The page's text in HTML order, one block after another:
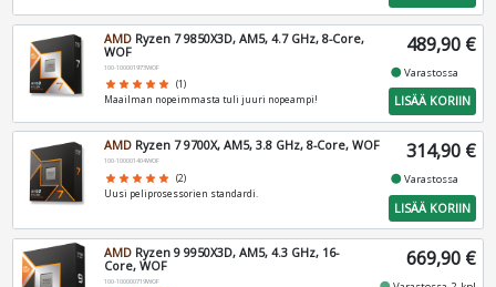
AMD Ryzen 7 9850X3D, AM5, 4.7 GHz, 8-Core,
WOF
100-100001973WOF
star star star star star (1)
Maailman nopeimmasta tuli juuri nopeampi!
489,90 €
fiber_manual_recordVarastossa
LISÄÄ KORIIN
AMD Ryzen 7 9700X, AM5, 3.8 GHz, 8-Core, WOF
100-100001404WOF
star star star star star (2)
Uusi peliprosessorien standardi.
314,90 €
fiber_manual_recordVarastossa
LISÄÄ KORIIN
AMD Ryzen 9 9950X3D, AM5, 4.3 GHz, 16-
Core, WOF
100-100000719WOF
669,90 €